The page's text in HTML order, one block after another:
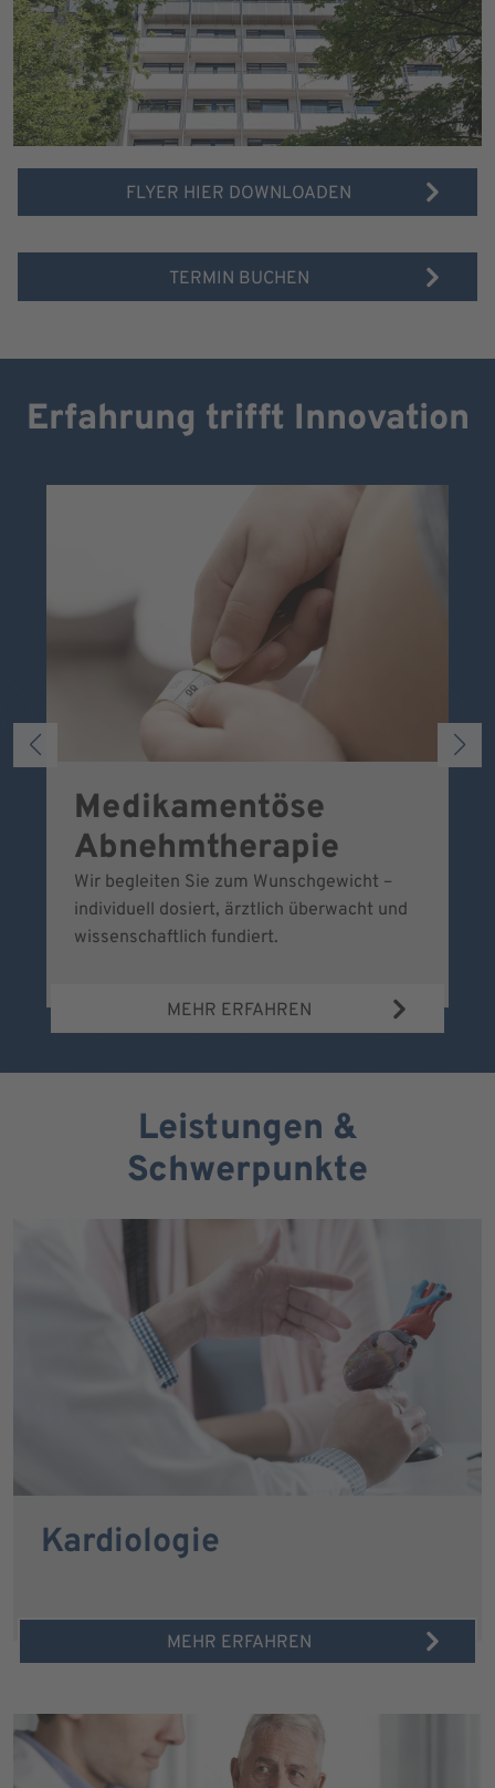
FLYER HIER DOWNLOADEN
TERMIN BUCHEN
Erfahrung trifft Innovation
Medikamentöse
Abnehmtherapie
Wir begleiten Sie zum Wunschgewicht –
individuell dosiert, ärztlich überwacht und
wissenschaftlich fundiert.
MEHR ERFAHREN
Leistungen &
Schwerpunkte
Kardiologie
MEHR ERFAHREN